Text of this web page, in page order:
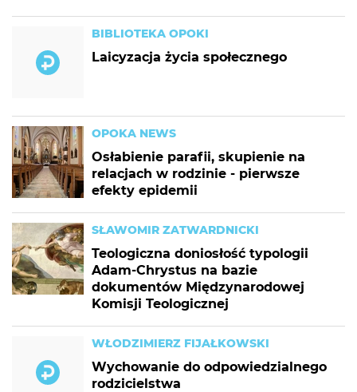
BIBLIOTEKA OPOKI
Laicyzacja życia społecznego
OPOKA NEWS
Osłabienie parafii, skupienie na
relacjach w rodzinie - pierwsze
efekty epidemii
SŁAWOMIR ZATWARDNICKI
Teologiczna doniosłość typologii
Adam-Chrystus na bazie
dokumentów Międzynarodowej
Komisji Teologicznej
WŁODZIMIERZ FIJAŁKOWSKI
Wychowanie do odpowiedzialnego
rodzicielstwa